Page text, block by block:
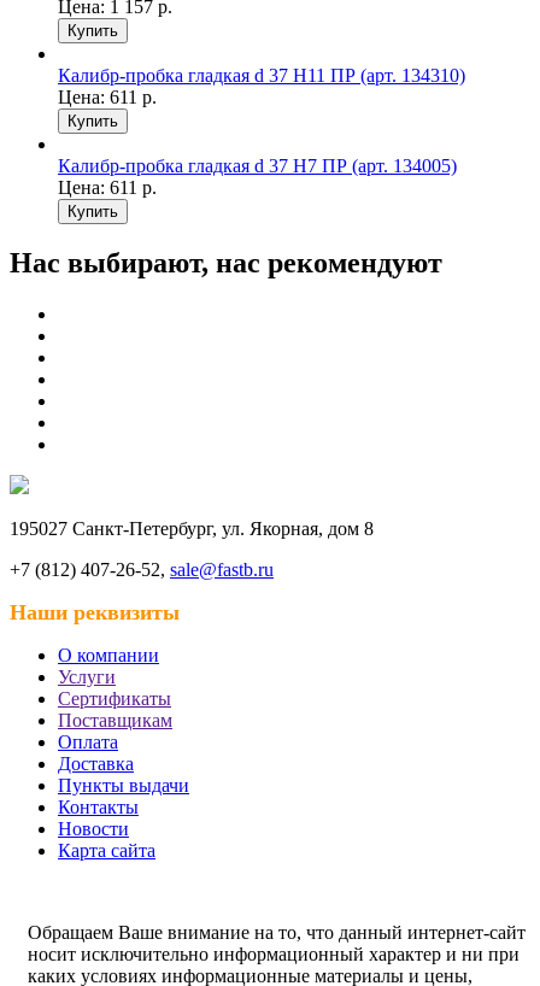
Цена: 1 157 р.
Купить
Калибр-пробка гладкая d 37 Н11 ПР (арт. 134310)
Цена: 611 р.
Купить
Калибр-пробка гладкая d 37 Н7 ПР (арт. 134005)
Цена: 611 р.
Купить
Нас выбирают, нас рекомендуют
195027 Санкт-Петербург, ул. Якорная, дом 8
+7 (812) 407-26-52, sale@fastb.ru
Наши реквизиты
О компании
Услуги
Сертификаты
Поставщикам
Оплата
Доставка
Пункты выдачи
Контакты
Новости
Карта сайта
Обращаем Ваше внимание на то, что данный интернет-сайт
носит исключительно информационный характер и ни при
каких условиях информационные материалы и цены,